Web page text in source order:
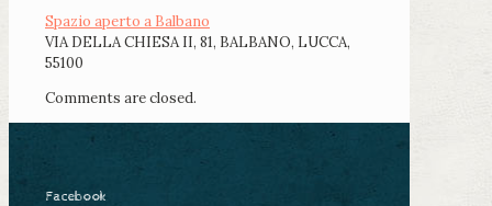
Spazio aperto a Balbano
VIA DELLA CHIESA II, 81, BALBANO, LUCCA,
55100
Comments are closed.
Facebook